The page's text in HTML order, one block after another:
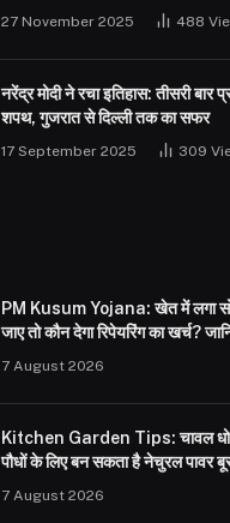
27 November 2025 488
नरेंद्र मोदी ने रचा इतिहास: तीसरी बार
शपथ, गुजरात से दिल्ली तक का सफर
17 September 2025 309
PM Kusum Yojana: खेत में लगा
जाए तो कौन देगा रिपेयरिंग का खर्च?
7 August 2026
Kitchen Garden Tips: चावल
पौधों के लिए बन सकता है नेचुरल पावर
7 August 2026